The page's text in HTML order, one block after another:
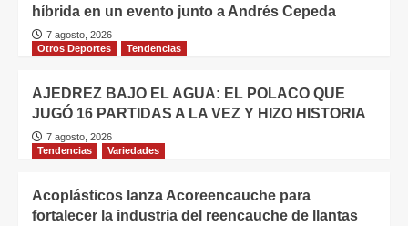
híbrida en un evento junto a Andrés Cepeda
7 agosto, 2026
Otros Deportes
Tendencias
AJEDREZ BAJO EL AGUA: EL POLACO QUE
JUGÓ 16 PARTIDAS A LA VEZ Y HIZO HISTORIA
7 agosto, 2026
Tendencias
Variedades
Acoplásticos lanza Acoreencauche para
fortalecer la industria del reencauche de llantas